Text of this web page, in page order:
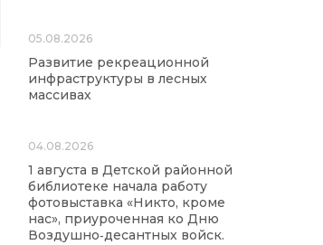
05.08.2026
Развитие рекреационной
инфраструктуры в лесных
массивах
04.08.2026
1 августа в Детской районной
библиотеке начала работу
фотовыставка «Никто, кроме
нас», приуроченная ко Дню
Воздушно‑десантных войск.